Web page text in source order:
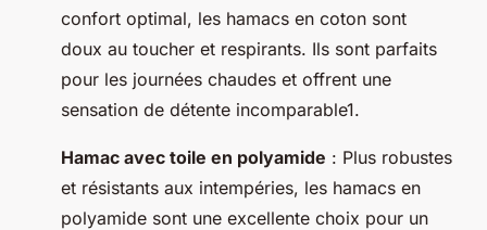
confort optimal, les hamacs en coton sont
doux au toucher et respirants. Ils sont parfaits
pour les journées chaudes et offrent une
sensation de détente incomparable1.
Hamac avec toile en polyamide : Plus robustes
et résistants aux intempéries, les hamacs en
polyamide sont une excellente choix pour un